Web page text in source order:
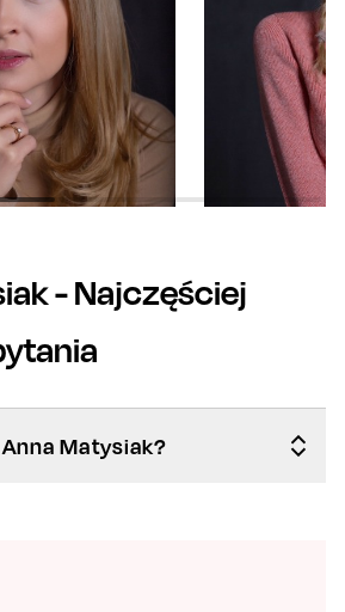
- Najczęściej
Matysiak?